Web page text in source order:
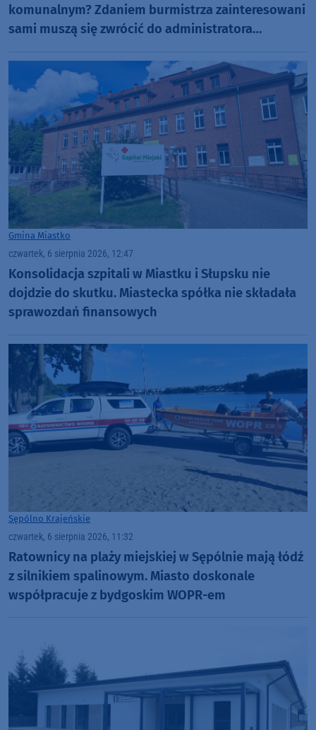
komunalnym? Zdaniem burmistrza zainteresowani
sami muszą się zwrócić do administratora
Gmina Miastko
czwartek, 6 sierpnia 2026, 12:47
Konsolidacja szpitali w Miastku i Słupsku nie
dojdzie do skutku. Miastecka spółka nie składała
sprawozdań finansowych
Sępólno Krajeńskie
czwartek, 6 sierpnia 2026, 11:32
Ratownicy na plaży miejskiej w Sępólnie mają łódź
z silnikiem spalinowym. Miasto doskonale
współpracuje z bydgoskim WOPR-em